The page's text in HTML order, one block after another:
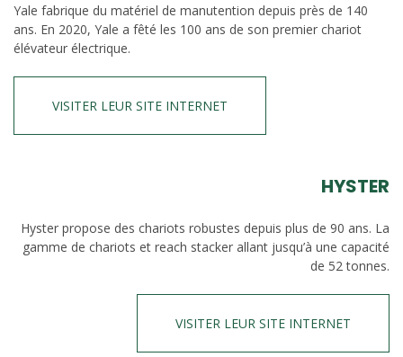
Yale fabrique du matériel de manutention depuis près de 140
ans. En 2020, Yale a fêté les 100 ans de son premier chariot
élévateur électrique.
VISITER LEUR SITE INTERNET
HYSTER
Hyster propose des chariots robustes depuis plus de 90 ans. La
gamme de chariots et reach stacker allant jusqu’à une capacité
de 52 tonnes.
VISITER LEUR SITE INTERNET